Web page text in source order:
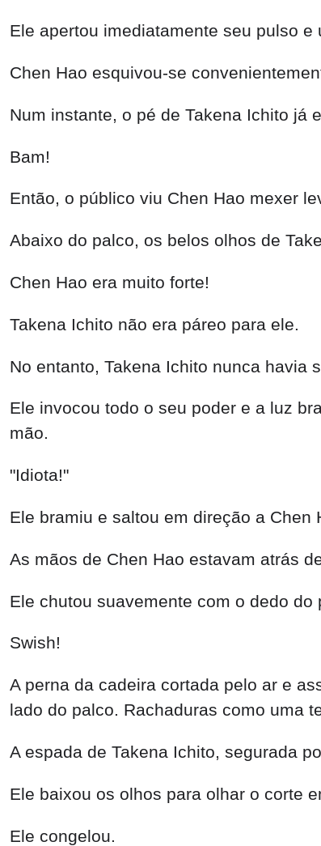
Ele apertou imediatamente seu pulso
Chen Hao esquivou-se
Num instante, o pé de Takena Ichito já
Bam!
Então, o público viu Chen Hao mexer
Abaixo do palco, os belos olhos de
Chen Hao era muito forte!
Takena Ichito não era páreo para ele.
No entanto, Takena Ichito nunca havia
Ele invocou todo o seu poder e a luz
mão.
"Idiota!"
Ele bramiu e saltou em direção a Chen
As mãos de Chen Hao estavam atrás
Ele chutou suavemente com o dedo do
Swish!
A perna da cadeira cortada pelo ar e
lado do palco. Rachaduras como uma
A espada de Takena Ichito, segurada
Ele baixou os olhos para olhar o corte
Ele congelou.